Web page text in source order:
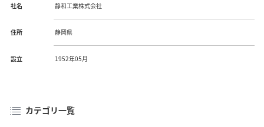
社名 静和工業株式会社
住所 静岡県
設立 1952年05月
カテゴリ一覧